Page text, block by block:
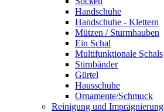
Handschuhe
Handschuhe - Klettern
Mützen / Sturmhauben
Ein Schal
Multifunktionale Schals
Stirnbänder
Gürtel
Hausschuhe
Ornamente/Schmuck
Reinigung und Imprägnierung